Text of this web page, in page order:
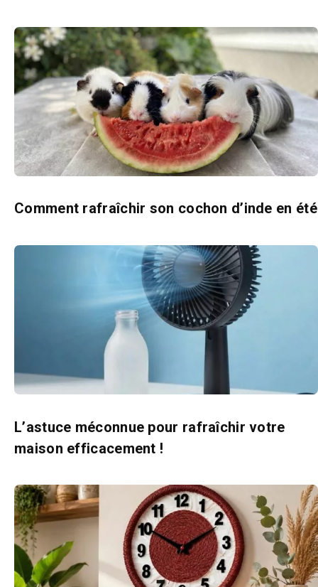
Comment rafraîchir son cochon d’inde en été
L’astuce méconnue pour rafraîchir votre
maison efficacement !